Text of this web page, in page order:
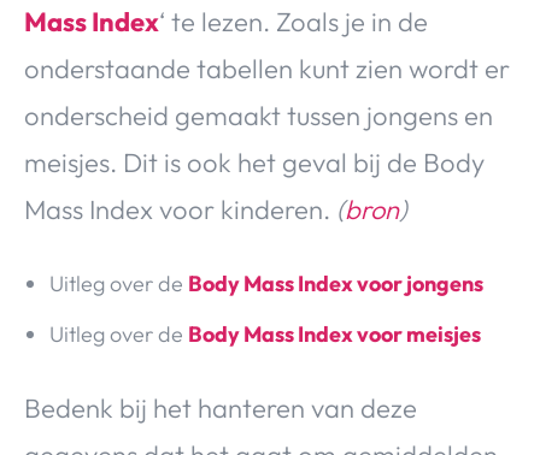
Mass Index‘ te lezen. Zoals je in de
onderstaande tabellen kunt zien wordt er
onderscheid gemaakt tussen jongens en
meisjes. Dit is ook het geval bij de Body
Mass Index voor kinderen. (bron)
Uitleg over de Body Mass Index voor jongens
Uitleg over de Body Mass Index voor meisjes
Bedenk bij het hanteren van deze